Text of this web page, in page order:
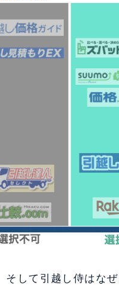
そして引越し侍はな